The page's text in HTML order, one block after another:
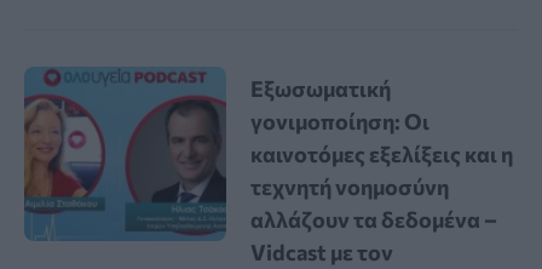
Εξωσωματική
γονιμοποίηση: Οι
καινοτόμες εξελίξεις και η
τεχνητή νοημοσύνη
αλλάζουν τα δεδομένα –
Vidcast με τον